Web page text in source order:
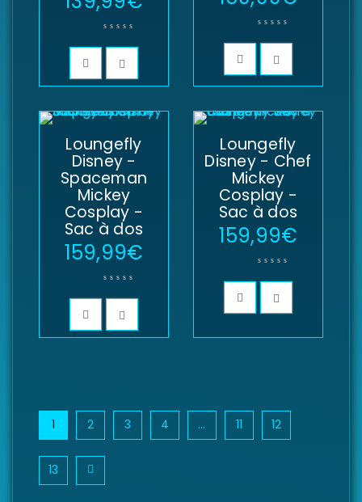
Loungefly
Disney -
Spaceman
Mickey
Cosplay -
Sac à dos
159,99€
Loungefly
Disney - Chef
Mickey
Cosplay -
Sac à dos
159,99€
1 2 3 4 … 11 12
13